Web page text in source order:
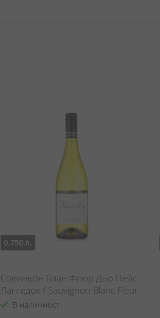
0.750 л.
Совиньон Блан Флюр Дьо Пейс
Лангедок / Sauvignon Blanc Fleur
Du Pays Languedoc Pays
В наличност